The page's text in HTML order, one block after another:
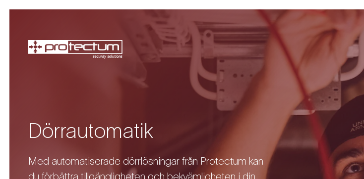
Dörrautomatik
Med automatiserade dörrlösningar från Protectum kan
du förbättra tillgängligheten och bekvämligheten i din